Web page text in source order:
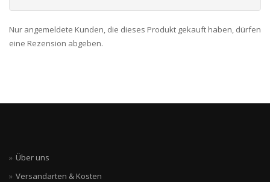
Nur angemeldete Kunden, die dieses Produkt gekauft haben, dürfen
eine Rezension abgeben.
Über uns
Versandarten & Kosten